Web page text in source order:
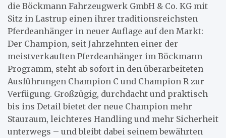
die Böckmann Fahrzeugwerk GmbH & Co. KG mit
Sitz in Lastrup einen ihrer traditionsreichsten
Pferdeanhänger in neuer Auflage auf den Markt:
Der Champion, seit Jahrzehnten einer der
meistverkauften Pferdeanhänger im Böckmann
Programm, steht ab sofort in den überarbeiteten
Ausführungen Champion C und Champion R zur
Verfügung. Großzügig, durchdacht und praktisch
bis ins Detail bietet der neue Champion mehr
Stauraum, leichteres Handling und mehr Sicherheit
unterwegs – und bleibt dabei seinem bewährten